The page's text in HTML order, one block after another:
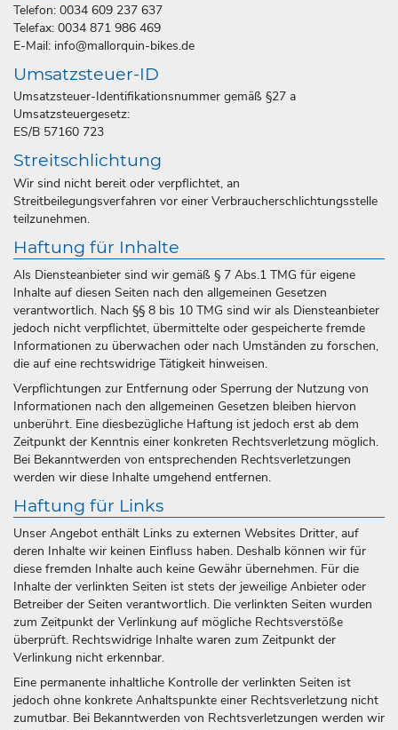
Telefon: 0034 609 237 637
Telefax: 0034 871 986 469
E-Mail: info@mallorquin-bikes.de
Umsatzsteuer-ID
Umsatzsteuer-Identifikationsnummer gemäß §27 a
Umsatzsteuergesetz:
ES/B 57160 723
Streitschlichtung
Wir sind nicht bereit oder verpflichtet, an
Streitbeilegungsverfahren vor einer Verbraucherschlichtungsstelle
teilzunehmen.
Haftung für Inhalte
Als Diensteanbieter sind wir gemäß § 7 Abs.1 TMG für eigene
Inhalte auf diesen Seiten nach den allgemeinen Gesetzen
verantwortlich. Nach §§ 8 bis 10 TMG sind wir als Diensteanbieter
jedoch nicht verpflichtet, übermittelte oder gespeicherte fremde
Informationen zu überwachen oder nach Umständen zu forschen,
die auf eine rechtswidrige Tätigkeit hinweisen.
Verpflichtungen zur Entfernung oder Sperrung der Nutzung von
Informationen nach den allgemeinen Gesetzen bleiben hiervon
unberührt. Eine diesbezügliche Haftung ist jedoch erst ab dem
Zeitpunkt der Kenntnis einer konkreten Rechtsverletzung möglich.
Bei Bekanntwerden von entsprechenden Rechtsverletzungen
werden wir diese Inhalte umgehend entfernen.
Haftung für Links
Unser Angebot enthält Links zu externen Websites Dritter, auf
deren Inhalte wir keinen Einfluss haben. Deshalb können wir für
diese fremden Inhalte auch keine Gewähr übernehmen. Für die
Inhalte der verlinkten Seiten ist stets der jeweilige Anbieter oder
Betreiber der Seiten verantwortlich. Die verlinkten Seiten wurden
zum Zeitpunkt der Verlinkung auf mögliche Rechtsverstöße
überprüft. Rechtswidrige Inhalte waren zum Zeitpunkt der
Verlinkung nicht erkennbar.
Eine permanente inhaltliche Kontrolle der verlinkten Seiten ist
jedoch ohne konkrete Anhaltspunkte einer Rechtsverletzung nicht
zumutbar. Bei Bekanntwerden von Rechtsverletzungen werden wir